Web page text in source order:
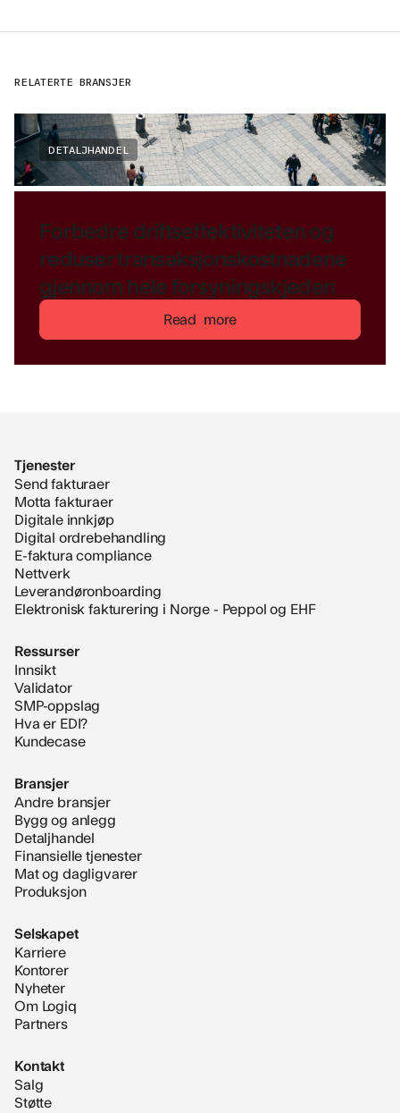
RELATERTE BRANSJER
DETALJHANDEL
Forbedre driftseffektiviteten og
reduser transaksjonskostnadene
gjennom hele forsyningskjeden
Read more
Tjenester
Send fakturaer
Motta fakturaer
Digitale innkjøp
Digital ordrebehandling
E-faktura compliance
Nettverk
Leverandøronboarding
Elektronisk fakturering i Norge - Peppol og EHF
Ressurser
Innsikt
Validator
SMP-oppslag
Hva er EDI?
Kundecase
Bransjer
Andre bransjer
Bygg og anlegg
Detaljhandel
Finansielle tjenester
Mat og dagligvarer
Produksjon
Selskapet
Karriere
Kontorer
Nyheter
Om Logiq
Partners
Kontakt
Salg
Støtte